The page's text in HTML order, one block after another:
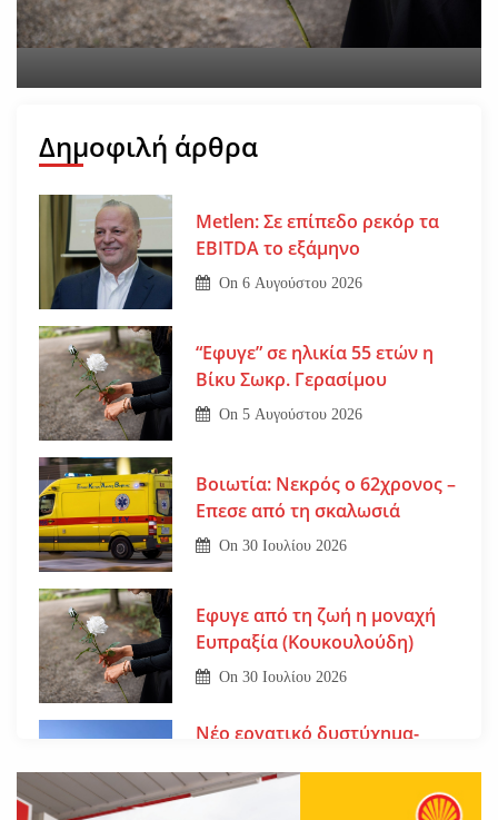
On29 Ιουλίου 2026
Δημοφιλή άρθρα
Metlen: Σε επίπεδο ρεκόρ τα
EBITDA το εξάμηνο
On6 Αυγούστου 2026
“Εφυγε” σε ηλικία 55 ετών η
Βίκυ Σωκρ. Γερασίμου
On5 Αυγούστου 2026
Βοιωτία: Νεκρός ο 62χρονος –
Επεσε από τη σκαλωσιά
On30 Ιουλίου 2026
Εφυγε από τη ζωή η μοναχή
Ευπραξία (Κουκουλούδη)
On30 Ιουλίου 2026
Νέο εργατικό δυστύχημα-
τριών παιδιών